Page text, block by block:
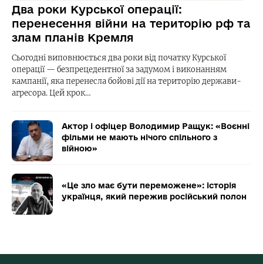
Два роки Курської операції:
перенесення війни на територію рф та
злам планів Кремля
Сьогодні виповнюється два роки від початку Курської
операції — безпрецедентної за задумом і виконанням
кампанії, яка перенесла бойові дії на територію держави-
агресора. Цей крок…
Актор і офіцер Володимир Ращук: «Воєнні
фільми не мають нічого спільного з
війною»
«Це зло має бути переможене»: історія
українця, який пережив російський полон